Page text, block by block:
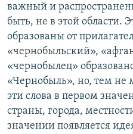
важный и
быть, не в этой области.
образованы от
«чернобыльский»,
«чернобылец»
«Чернобыль», но, тем не
эти слова в первом
страны, города,
значении появляется